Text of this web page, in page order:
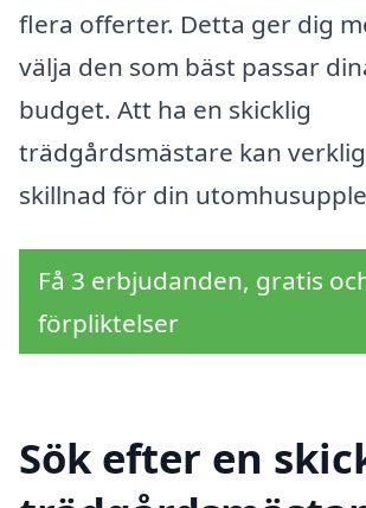
flera offerter. Detta ger dig
välja den som bäst passar
budget. Att ha en skicklig
trädgårdsmästare kan
skillnad för din
Få 3 erbjudanden, gratis
förpliktelser
Sök efter en